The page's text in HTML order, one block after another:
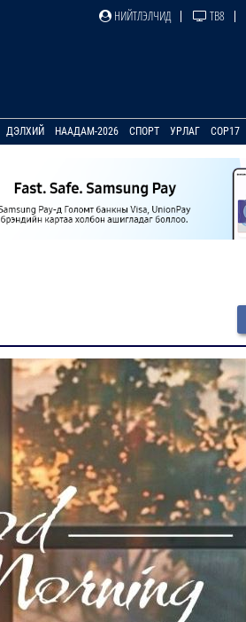
НИЙТЛЭЛЧИД ТВ8
ДЭЛХИЙ НААДАМ-2026 СПОРТ УРЛАГ COP17